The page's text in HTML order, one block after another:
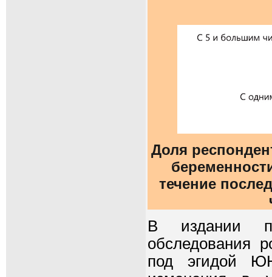
Доля
течение
В издании
обследования
под эгидой